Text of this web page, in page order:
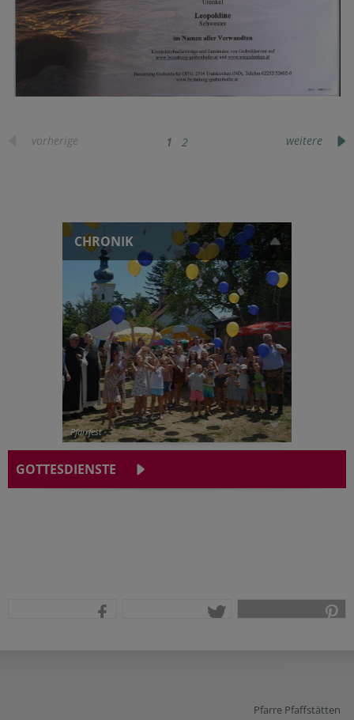
vorherige 1 2 weitere
CHRONIK
Pfarrfest
GOTTESDIENSTE
Pfarre Pfaffstätten